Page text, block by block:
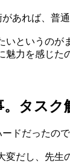
あれば、普
というのが
魅力を感じ
タス
ドだったので
だし、先生